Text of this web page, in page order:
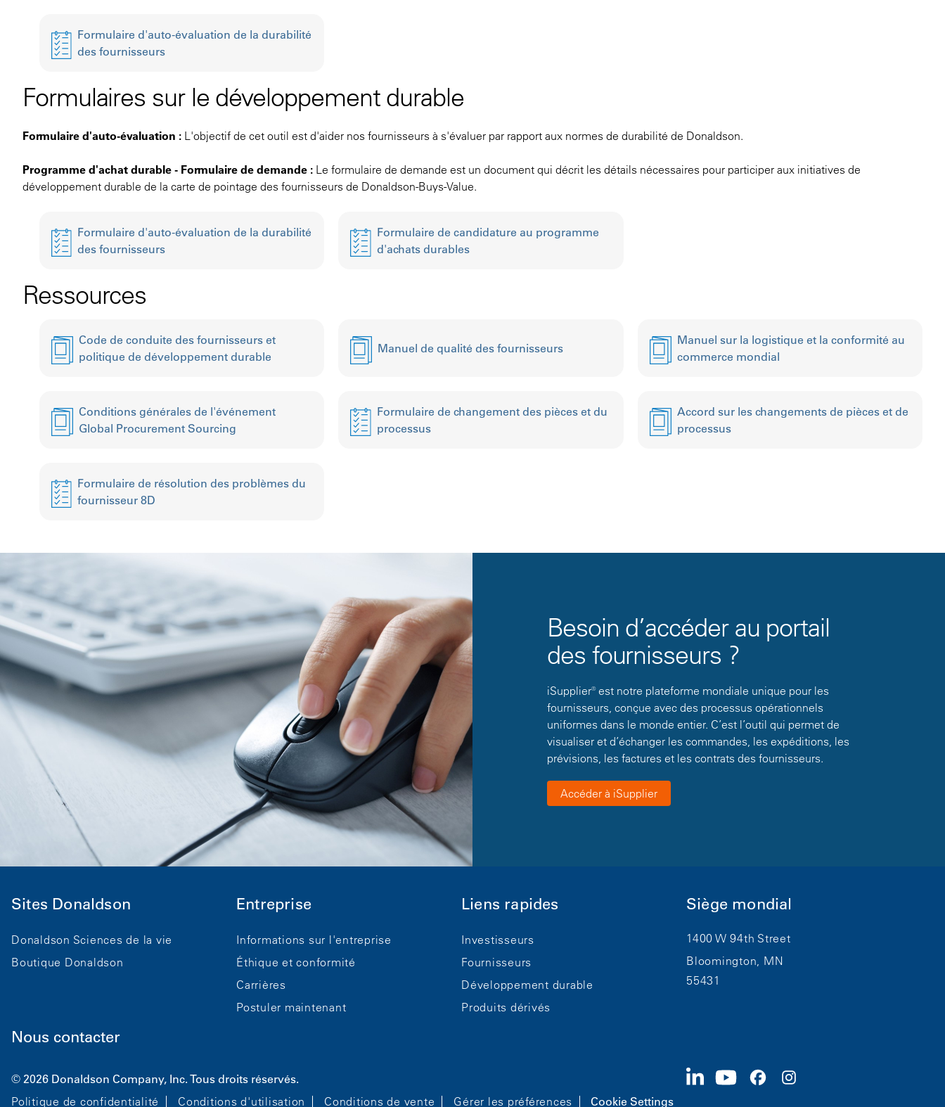
Formulaire d'auto-évaluation de la durabilité
des fournisseurs
Formulaires sur le développement durable
Formulaire d'auto-évaluation : L'objectif de cet outil est d'aider nos fournisseurs à s'évaluer par rapport aux normes de durabilité de Donaldson.
Programme d'achat durable - Formulaire de demande : Le formulaire de demande est un document qui décrit les détails nécessaires pour participer aux initiatives de
développement durable de la carte de pointage des fournisseurs de Donaldson-Buys-Value.
Formulaire d'auto-évaluation de la durabilité
des fournisseurs
Formulaire de candidature au programme
d'achats durables
Ressources
Code de conduite des fournisseurs et
politique de développement durable
Manuel de qualité des fournisseurs
Manuel sur la logistique et la conformité au
commerce mondial
Conditions générales de l'événement
Global Procurement Sourcing
Formulaire de changement des pièces et du
processus
Accord sur les changements de pièces et de
processus
Formulaire de résolution des problèmes du
fournisseur 8D
Besoin d’accéder au portail
des fournisseurs ?
iSupplier® est notre plateforme mondiale unique pour les
fournisseurs, conçue avec des processus opérationnels
uniformes dans le monde entier. C’est l’outil qui permet de
visualiser et d’échanger les commandes, les expéditions, les
prévisions, les factures et les contrats des fournisseurs.
Accéder à iSupplier
Sites Donaldson
Donaldson Sciences de la vie
Boutique Donaldson
Entreprise
Informations sur l'entreprise
Éthique et conformité
Carrières
Postuler maintenant
Liens rapides
Investisseurs
Fournisseurs
Développement durable
Produits dérivés
Siège mondial
1400 W 94th Street
Bloomington, MN
55431
Nous contacter
© 2026 Donaldson Company, Inc. Tous droits réservés.
Politique de confidentialité
Conditions d'utilisation Conditions de vente Gérer les préférences Cookie Settings